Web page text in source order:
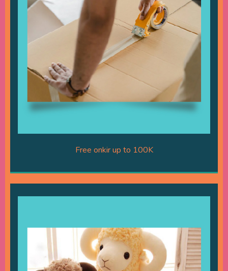
Free onkir up to 100K